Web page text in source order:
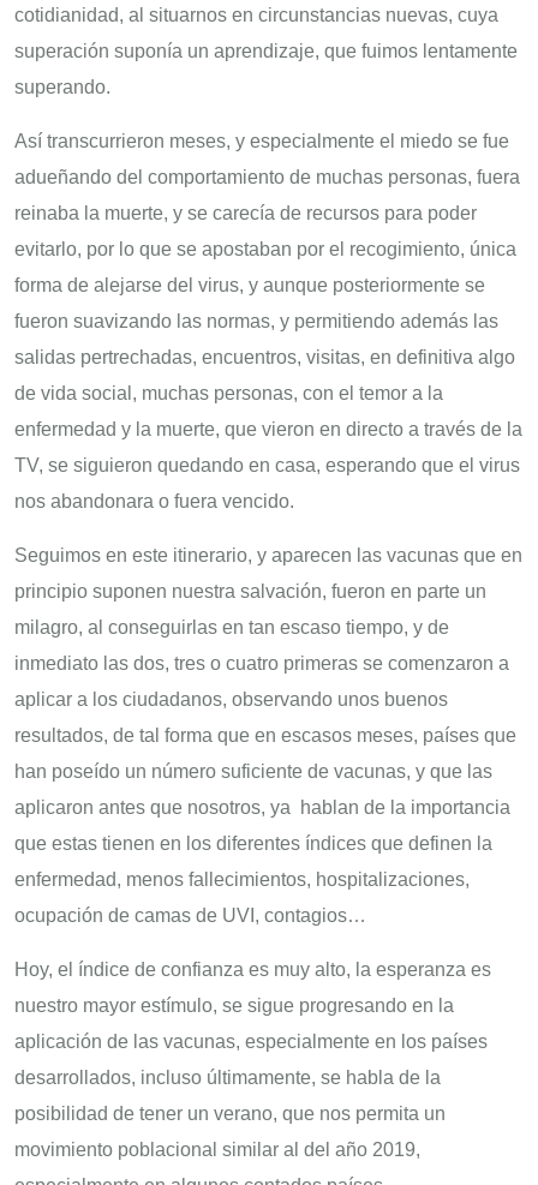
cotidianidad, al situarnos en circunstancias nuevas, cuya
superación suponía un aprendizaje, que fuimos lentamente
superando.
Así transcurrieron meses, y especialmente el miedo se fue
adueñando del comportamiento de muchas personas, fuera
reinaba la muerte, y se carecía de recursos para poder
evitarlo, por lo que se apostaban por el recogimiento, única
forma de alejarse del virus, y aunque posteriormente se
fueron suavizando las normas, y permitiendo además las
salidas pertrechadas, encuentros, visitas, en definitiva algo
de vida social, muchas personas, con el temor a la
enfermedad y la muerte, que vieron en directo a través de la
TV, se siguieron quedando en casa, esperando que el virus
nos abandonara o fuera vencido.
Seguimos en este itinerario, y aparecen las vacunas que en
principio suponen nuestra salvación, fueron en parte un
milagro, al conseguirlas en tan escaso tiempo, y de
inmediato las dos, tres o cuatro primeras se comenzaron a
aplicar a los ciudadanos, observando unos buenos
resultados, de tal forma que en escasos meses, países que
han poseído un número suficiente de vacunas, y que las
aplicaron antes que nosotros, ya hablan de la importancia
que estas tienen en los diferentes índices que definen la
enfermedad, menos fallecimientos, hospitalizaciones,
ocupación de camas de UVI, contagios…
Hoy, el índice de confianza es muy alto, la esperanza es
nuestro mayor estímulo, se sigue progresando en la
aplicación de las vacunas, especialmente en los países
desarrollados, incluso últimamente, se habla de la
posibilidad de tener un verano, que nos permita un
movimiento poblacional similar al del año 2019,